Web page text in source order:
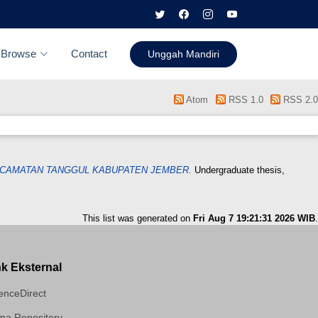
Browse Contact Unggah Mandiri
Atom RSS 1.0 RSS 2.0
TANGGUL KABUPATEN JEMBER. Undergraduate thesis,
This list was generated on Fri Aug 7 19:21:31 2026 WIB.
Eksternal